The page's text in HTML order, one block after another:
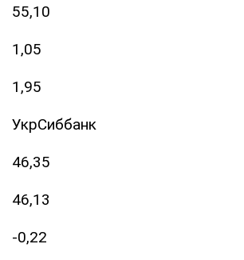
55,10
1,05
1,95
УкрСиббанк
46,35
46,13
-0,22